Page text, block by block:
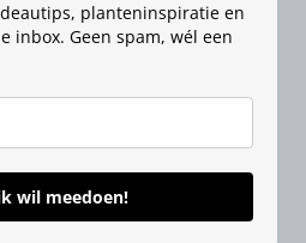
planteninspiratie en
inbox. Geen spam, wél een
wil meedoen!